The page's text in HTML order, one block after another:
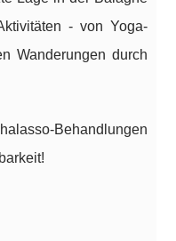
- von Yoga-
Wanderungen durch
Behandlungen